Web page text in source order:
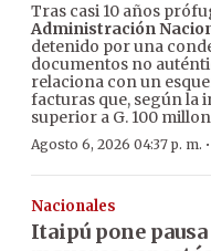
Tras casi 10 años
Administración
detenido por una
documentos no
relaciona con un
facturas que, según la
superior a G. 100
Agosto 6, 2026 04:37 p. m. ·
Nacionales
Itaipú pone pausa